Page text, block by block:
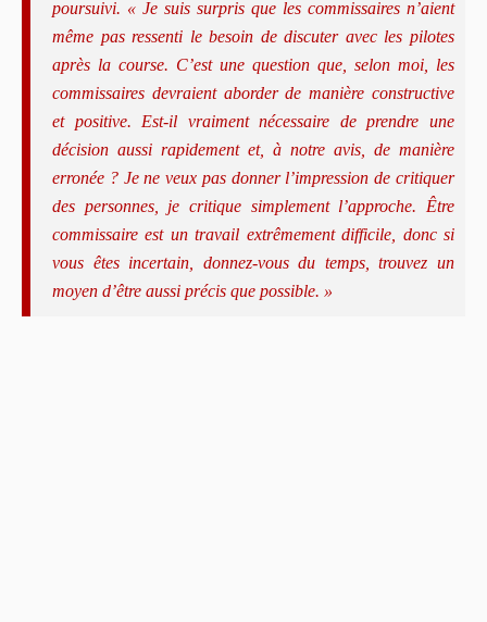
poursuivi. « Je suis surpris que les commissaires n’aient
même pas ressenti le besoin de discuter avec les pilotes
après la course. C’est une question que, selon moi, les
commissaires devraient aborder de manière constructive
et positive. Est-il vraiment nécessaire de prendre une
décision aussi rapidement et, à notre avis, de manière
erronée ? Je ne veux pas donner l’impression de critiquer
des personnes, je critique simplement l’approche. Être
commissaire est un travail extrêmement difficile, donc si
vous êtes incertain, donnez-vous du temps, trouvez un
moyen d’être aussi précis que possible. »